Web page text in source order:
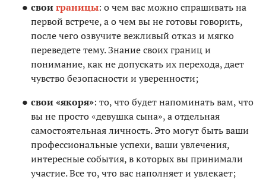
своиграницы: о чем вас можно спрашивать на
первой встрече, а о чем вы не готовы говорить,
после чего озвучите вежливый отказ и мягко
переведете тему. Знание своих границ и
понимание, как не допускать их перехода, дает
чувство безопасности и уверенности;
свои «якоря»: то, что будет напоминать вам, что
вы не просто «девушка сына», а отдельная
самостоятельная личность. Это могут быть ваши
профессиональные успехи, ваши увлечения,
интересные события, в которых вы принимали
участие. Все то, что вас наполняет и увлекает;